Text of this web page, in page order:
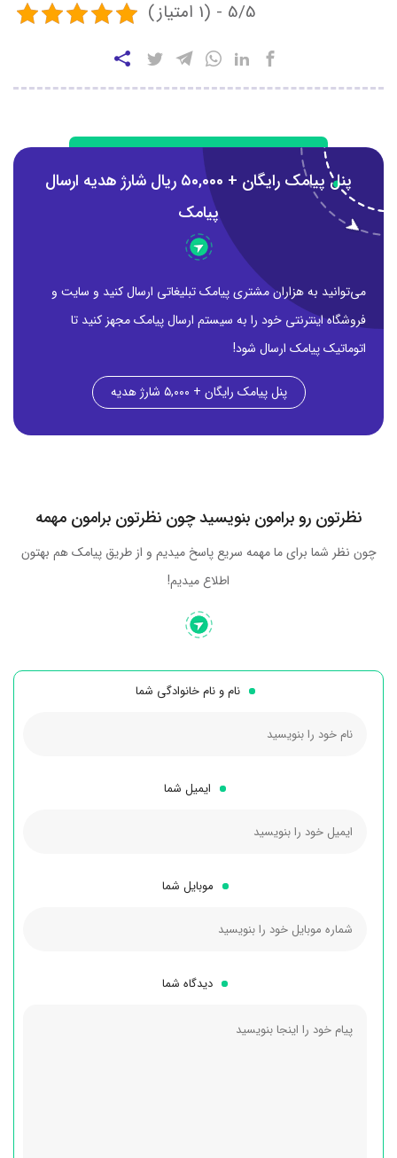
5/5 - (1 امتیاز)
پنل پیامک رایگان + ۵0,000 ریال شارژ هدیه ارسال
پیامک
می‌توانید به هزاران مشتری پیامک تبلیغاتی ارسال کنید و سایت و
فروشگاه اینترنتی خود را به سیستم ارسال پیامک مجهز کنید تا
اتوماتیک پیامک ارسال شود!
پنل پیامک رایگان + ۵,۰۰۰ شارژ هدیه
نظرتون رو برامون بنویسید چون نظرتون برامون مهمه
چون نظر شما برای ما مهمه سریع پاسخ میدیم و از طریق پیامک هم بهتون
اطلاع میدیم!
نام و نام خانوادگی شما
ایمیل شما
موبایل شما
دیدگاه شما